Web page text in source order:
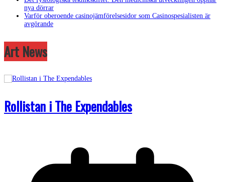
nya dörrar
Varför oberoende casinojämförelsesidor som Casinospesialisten är
avgörande
Art News
Rollistan i The Expendables